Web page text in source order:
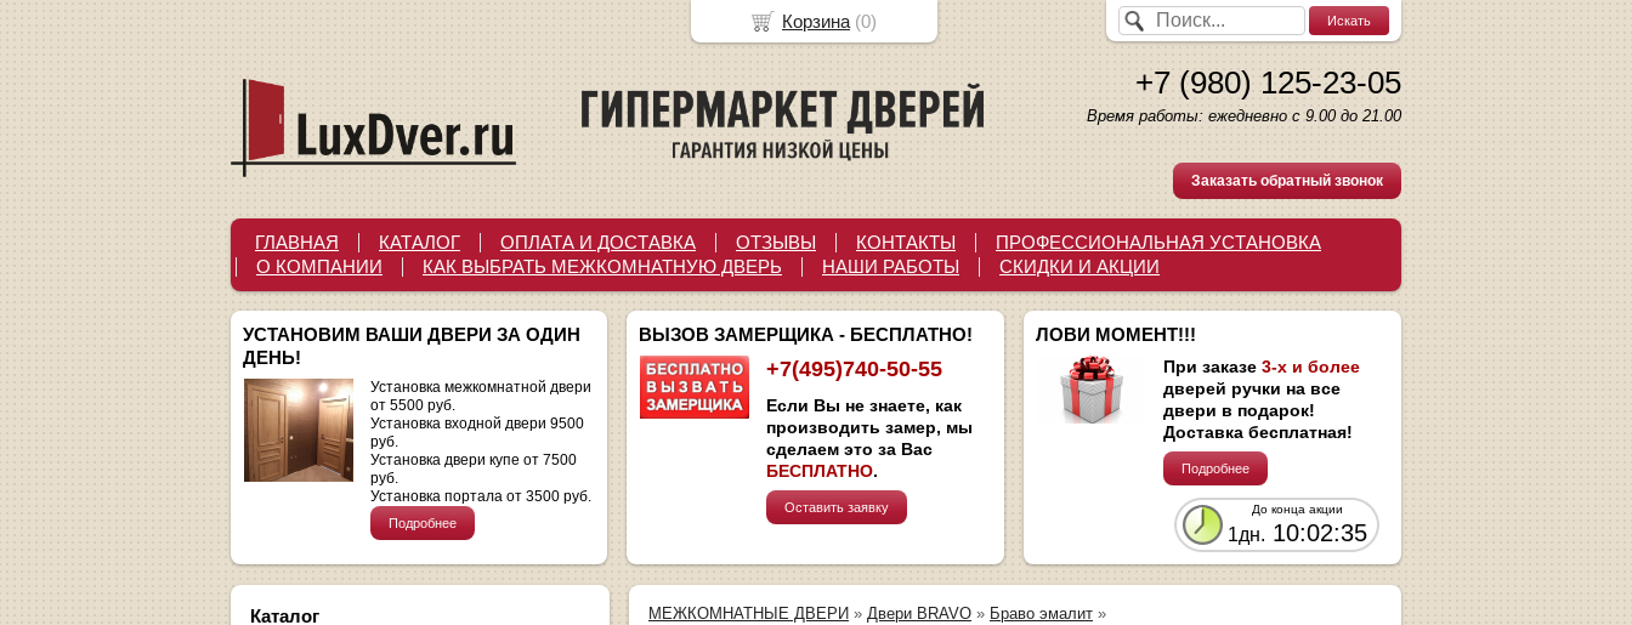
+7 (980) 125-23-05
Время работы: ежедневно с 9.00 до 21.00
Заказать обратный звонок
ГЛАВНАЯ КАТАЛОГ ОПЛАТА И ДОСТАВКА ОТЗЫВЫ КОНТАКТЫ
ПРОФЕССИОНАЛЬНАЯ УСТАНОВКА
О КОМПАНИИ
КАК ВЫБРАТЬ МЕЖКОМНАТНУЮ ДВЕРЬ НАШИ РАБОТЫ СКИДКИ И АКЦИИ
УСТАНОВИМ ВАШИ ДВЕРИ ЗА ОДИН
ДЕНЬ!
Установка межкомнатной двери
от 5500 руб.
Установка входной двери 9500
руб.
Установка двери купе от 7500
руб.
Установка портала от 3500 руб.
Подробнее
ВЫЗОВ ЗАМЕРЩИКА - БЕСПЛАТНО!
+7(495)740-50-55
Если Вы не знаете, как
производить замер, мы
сделаем это за Вас
БЕСПЛАТНО.
Оставить заявку
ЛОВИ МОМЕНТ!!!
При заказе 3-х и более
дверей ручки на все
двери в подарок!
Доставка бесплатная!
Подробнее
До конца акции
1дн. 10:02:34
Каталог МЕЖКОМНАТНЫЕ ДВЕРИ » Двери BRAVO » Браво эмалит »
Корзина (0)